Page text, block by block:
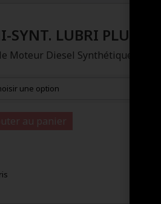
SYNT. LUBRI PLUS
Moteur Diesel Synthétique
au panier